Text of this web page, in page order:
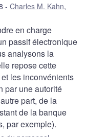
Charles M. Kahn,
en charge
passif électronique
analysons la
repose cette
les inconvénients
par une autorité
part, de la
de la banque
par exemple).